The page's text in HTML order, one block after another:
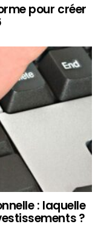
pour créer
: laquelle
?